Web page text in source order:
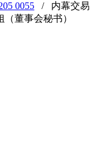
0055 / 内幕交易
（董事会秘书）